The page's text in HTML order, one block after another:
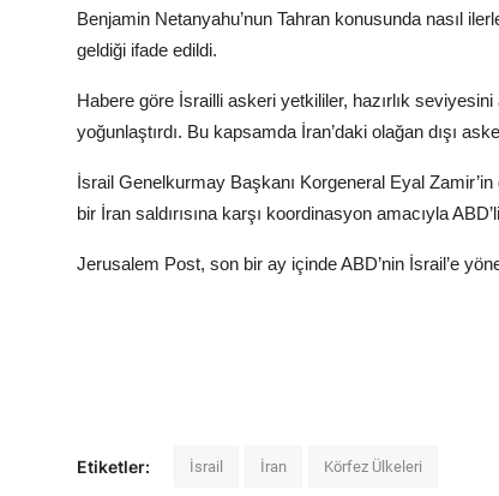
Benjamin Netanyahu’nun Tahran konusunda nasıl
geldiği ifade edildi.
Habere göre İsrailli askeri yetkililer, hazırlık seviyesini
yoğunlaştırdı. Bu kapsamda İran’daki olağan dışı
İsrail Genelkurmay Başkanı Korgeneral Eyal
bir İran saldırısına karşı koordinasyon amacıyla
Jerusalem Post, son bir ay içinde ABD’nin İsrail’e
Etiketler: İsrail İran Körfez Ülkeleri